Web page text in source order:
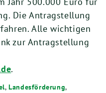
Die Antragstellung
Alle wichtigen
zur Antragstellung
.
,Landesförderung,